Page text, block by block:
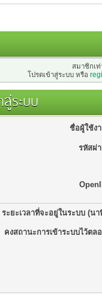
สมาชิกเ
โปรดเข้าสู่ระบบ หรือ
สู่ระบบ
ชื่อผู้ใช้ง
รหัสผ่
ระยะเวลาที่จะอยู่ในระบบ (นา
คงสถานะการเข้าระบบไว้ตล